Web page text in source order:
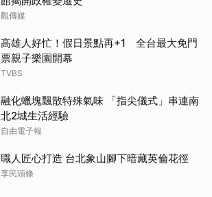
觀傳媒
高雄人好忙！假日景點再+1 全台最大免門
票親子樂園開幕
TVBS
融化蠟塊飄散特殊氣味 「指尖儀式」串連南
北2城生活經驗
自由電子報
職人匠心打造 台北象山腳下暗藏英倫花徑
享民頭條